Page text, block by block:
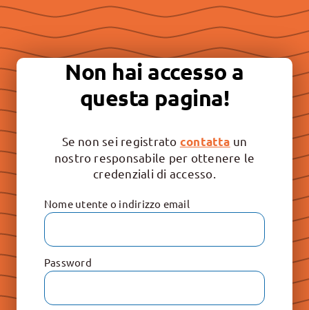
Non hai accesso a
questa pagina!
Se non sei registrato contatta un
nostro responsabile per ottenere le
credenziali di accesso.
Nome utente o indirizzo email
Password
Essere “buona stampa” per
continuare a promuovere la
libertà e il rispetto dei valori
irrinunciabili: Vita, Famiglia e